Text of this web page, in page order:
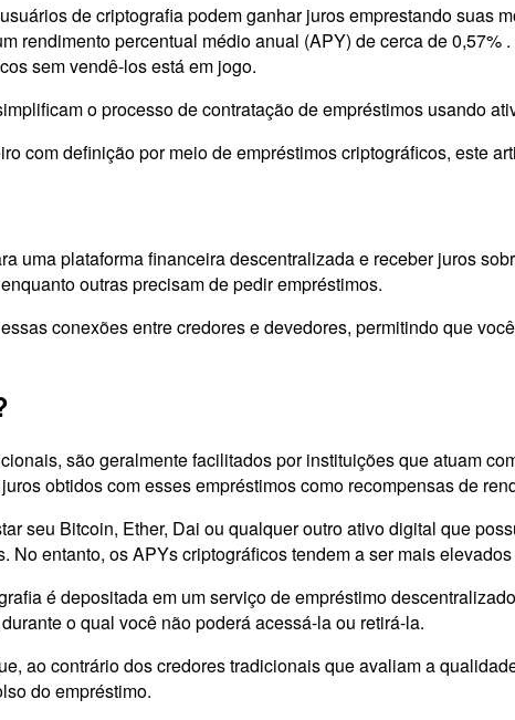
de criptografia podem ganhar juros emprestando suas
rendimento percentual médio anual (APY) de cerca de
sem vendê-los está em jogo.
o processo de contratação de empréstimos usando
com definição por meio de empréstimos criptográficos, este
uma plataforma financeira descentralizada e receber juros
outras precisam de pedir empréstimos.
conexões entre credores e devedores, permitindo que
são geralmente facilitados por instituições que atuam
obtidos com esses empréstimos como recompensas de
seu Bitcoin, Ether, Dai ou qualquer outro ativo digital que
entanto, os APYs criptográficos tendem a ser mais
é depositada em um serviço de empréstimo
o qual você não poderá acessá-la ou retirá-la.
ao contrário dos credores tradicionais que avaliam a
do empréstimo.